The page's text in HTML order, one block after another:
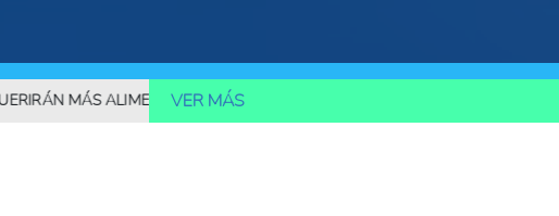
MÁS ALIMENTOS10.000 MILLONES DE PERSONAS DEBERÁN SER
VER MÁS